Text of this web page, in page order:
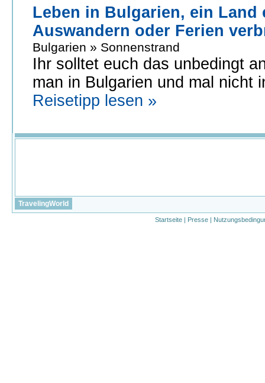
Leben in Bulgarien, ein Land
Auswandern oder Ferien
Bulgarien » Sonnenstrand
Ihr solltet euch das unbedingt
man in Bulgarien und mal nicht
Reisetipp lesen »
TravelingWorld
Startseite | Presse |